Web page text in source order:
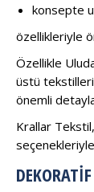
konsepte
özellikleriyle
Özellikle
üstü
önemli
Krallar